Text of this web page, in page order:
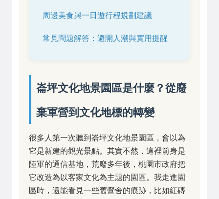
周邊美食與一日遊行程規劃建議
常見問題解答：避開人潮與實用提醒
崙坪文化地景園區是什麼？從廢
棄軍營到文化地標的轉變
很多人第一次聽到崙坪文化地景園區，會以為
它是新建的觀光景點。其實不然，這裡前身是
陸軍的通信基地，荒廢多年後，桃園市政府把
它改造為以客家文化為主題的園區。我走進園
區時，還能看見一些舊營舍的痕跡，比如紅磚